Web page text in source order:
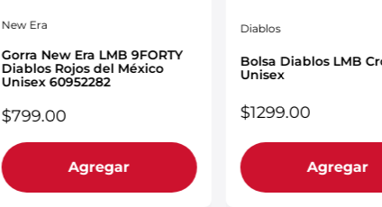
New Era
Gorra New Era LMB 9FORTY
Diablos Rojos del México
Unisex 60952282
$799.00
Agregar
Diablos
Bolsa Diablos LMB
Unisex
$1299.00
Agregar